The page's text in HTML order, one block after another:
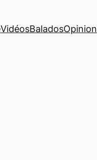
VidéosBaladosOpinion